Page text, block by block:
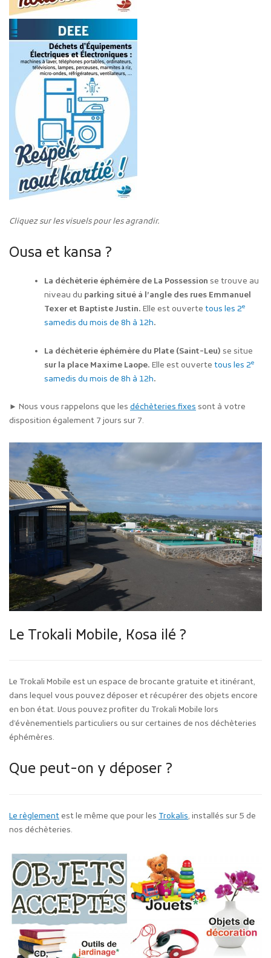
Cliquez sur les visuels pour les agrandir.
Ousa et kansa ?
La déchèterie éphémère de La Possession se trouve au
niveau du parking situé à l’angle des rues Emmanuel
Texer et Baptiste Justin.Elle est ouvertetous les 2e
samedis du mois de 8h à 12h.
La déchèterie éphémère du Plate (Saint-Leu) se situe
sur la place Maxime Laope.Elle est ouvertetous les 2e
samedis du mois de 8h à 12h.
► Nous vous rappelons que les déchèteries fixes sont à votre
disposition également 7 jours sur 7.
Le Trokali Mobile, Kosa ilé ?
Le Trokali Mobile est un espace de brocante gratuite et itinérant,
dans lequel vous pouvez déposer et récupérer des objets encore
en bon état. Vous pouvez profiter du Trokali Mobile lors
d’évènementiels particuliers ou sur certaines de nos déchèteries
éphémères.
Que peut-on y déposer ?
Le règlementest le même que pour les Trokalis, installés sur 5 de
nos déchèteries.